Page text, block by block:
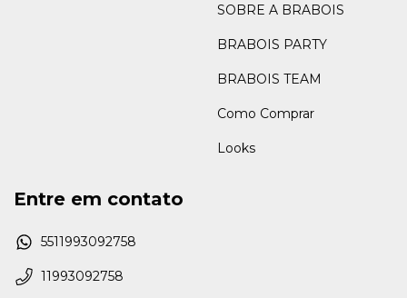
SOBRE A BRABOIS
BRABOIS PARTY
BRABOIS TEAM
Como Comprar
Looks
Entre em contato
5511993092758
11993092758